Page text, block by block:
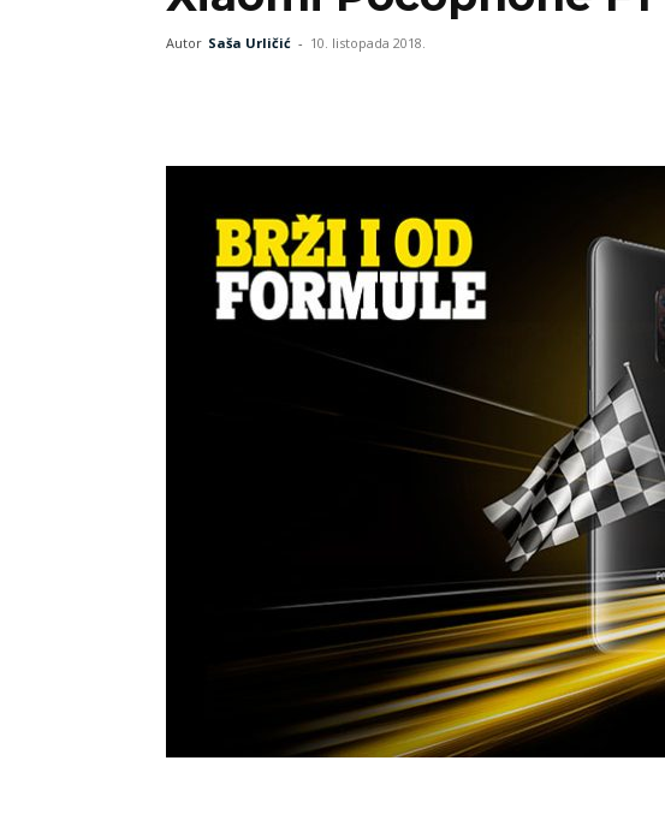
Autor Saša Urličić - 10. listopada 2018.